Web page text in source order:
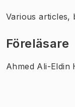
Various articles,
Föreläsare
Ahmed Ali-Eldin